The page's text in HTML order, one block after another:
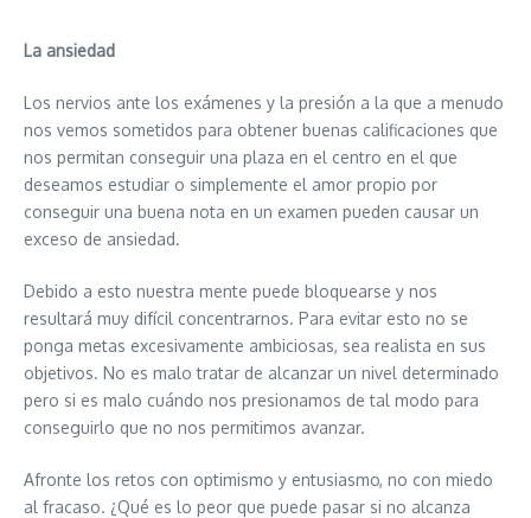
La ansiedad
Los nervios ante los exámenes y la presión a la que a menudo
nos vemos sometidos para obtener buenas calificaciones que
nos permitan conseguir una plaza en el centro en el que
deseamos estudiar o simplemente el amor propio por
conseguir una buena nota en un examen pueden causar un
exceso de ansiedad.
Debido a esto nuestra mente puede bloquearse y nos
resultará muy difícil concentrarnos. Para evitar esto no se
ponga metas excesivamente ambiciosas, sea realista en sus
objetivos. No es malo tratar de alcanzar un nivel determinado
pero si es malo cuándo nos presionamos de tal modo para
conseguirlo que no nos permitimos avanzar.
Afronte los retos con optimismo y entusiasmo, no con miedo
al fracaso. ¿Qué es lo peor que puede pasar si no alcanza